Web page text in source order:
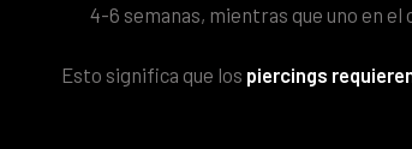
4-6 semanas, mientras que uno en el
Esto significa que los piercings